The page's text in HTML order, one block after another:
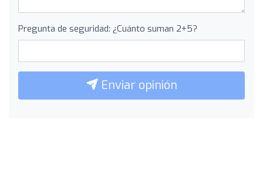
Pregunta de seguridad: ¿Cuánto suman 2+5?
Enviar opinión